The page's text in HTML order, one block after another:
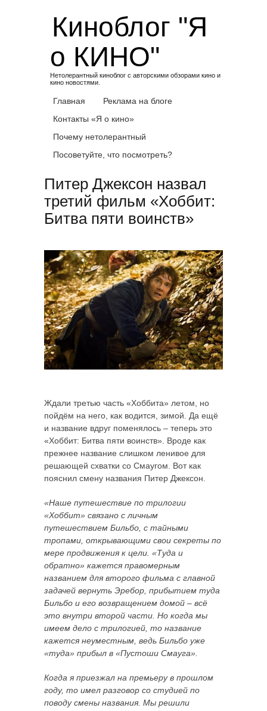
Киноблог "Я
о КИНО"
Нетолерантный киноблог с авторскими обзорами кино и
кино новостями.
Главная
Реклама на блоге
Контакты «Я о кино»
Почему нетолерантный
Посоветуйте, что посмотреть?
Питер Джексон назвал
третий фильм «Хоббит:
Битва пяти воинств»
Ждали третью часть «Хоббита» летом, но
пойдём на него, как водится, зимой. Да ещё
и название вдруг поменялось – теперь это
«Хоббит: Битва пяти воинств». Вроде как
прежнее название слишком ленивое для
решающей схватки со Смаугом. Вот как
пояснил смену названия Питер Джексон.
«Наше путешествие по трилогии
«Хоббит» связано с личным
путешествием Бильбо, с тайными
тропами, открывающими свои секреты по
мере продвижения к цели. «Туда и
обратно» кажется правомерным
названием для второго фильма с главной
задачей вернуть Эребор, прибытием туда
Бильбо и его возвращением домой – всё
это внутри второй части. Но когда мы
имеем дело с трилогией, то название
кажется неуместным, ведь Бильбо уже
«туда» прибыл в «Пустоши Смауга».
Когда я приезжал на премьеру в прошлом
году, то имел разговор со студией по
поводу смены названия. Мы решили